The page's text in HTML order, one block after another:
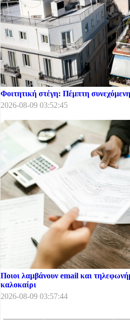
Φοιτητική στέγη: Πέμπτη
2026-08-09 03:52:45
Ποιοι λαμβάνουν email και
καλοκαίρι
2026-08-09 03:57:44